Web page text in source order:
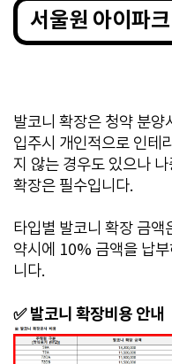
서울원 아이파
발코니 확장은 청약 분양
입주시 개인적으로 인테
지 않는 경우도 있으나
확장은 필수입니다.
타입별 발코니 확장 금액
약시에 10% 금액을 납
니다.
✅ 발코니 확장비용 안내